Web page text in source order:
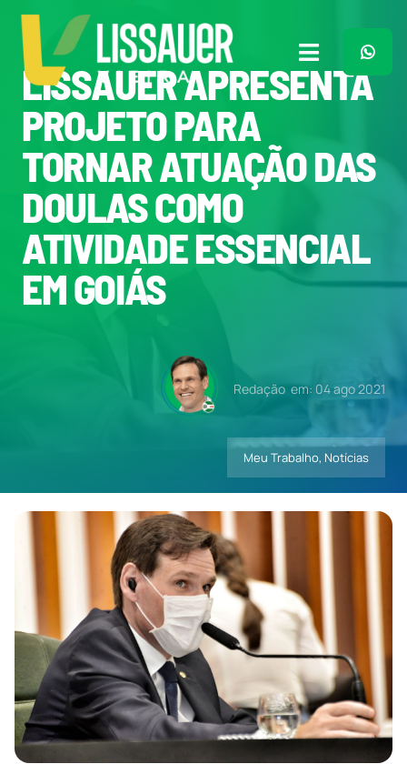
para
conteúdo
Toggle
Navigation
Home
Plano de Governo
Meu Trabalho
O Que Penso
LISSAUER APRESENTA
PROJETO PARA
TORNAR ATUAÇÃO DAS
DOULAS COMO
ATIVIDADE ESSENCIAL
EM GOIÁS
Redação em: 04 ago 2021
Meu Trabalho, Notícias